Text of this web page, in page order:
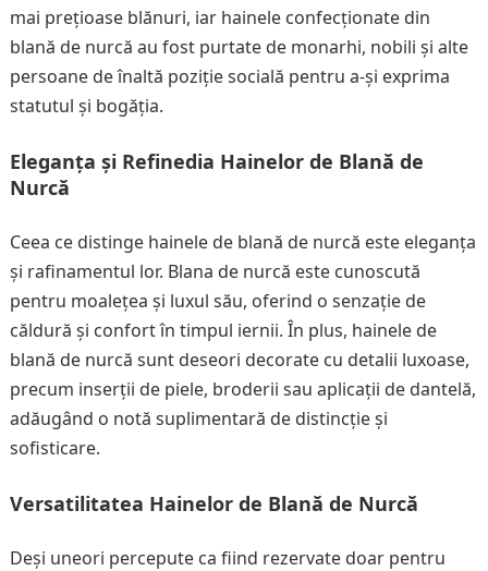
mai prețioase blănuri, iar hainele confecționate din
blană de nurcă au fost purtate de monarhi, nobili și alte
persoane de înaltă poziție socială pentru a-și exprima
statutul și bogăția.
Eleganța și Refinedia Hainelor de Blană de
Nurcă
Ceea ce distinge hainele de blană de nurcă este eleganța
și rafinamentul lor. Blana de nurcă este cunoscută
pentru moalețea și luxul său, oferind o senzație de
căldură și confort în timpul iernii. În plus, hainele de
blană de nurcă sunt deseori decorate cu detalii luxoase,
precum inserții de piele, broderii sau aplicații de dantelă,
adăugând o notă suplimentară de distincție și
sofisticare.
Versatilitatea Hainelor de Blană de Nurcă
Deși uneori percepute ca fiind rezervate doar pentru